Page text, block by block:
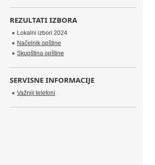
REZULTATI IZBORA
Lokalni izbori 2024
Načelnik opštine
Skupština opštine
SERVISNE INFORMACIJE
Važniji telefoni